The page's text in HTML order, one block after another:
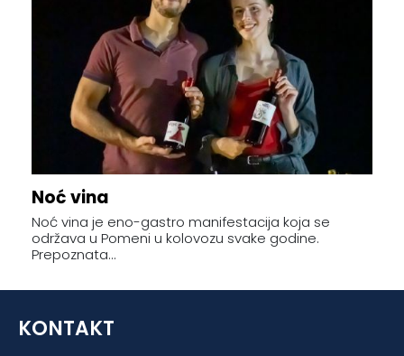
Noć vina
Noć vina je eno-gastro manifestacija koja se
održava u Pomeni u kolovozu svake godine.
Prepoznata...
KONTAKT